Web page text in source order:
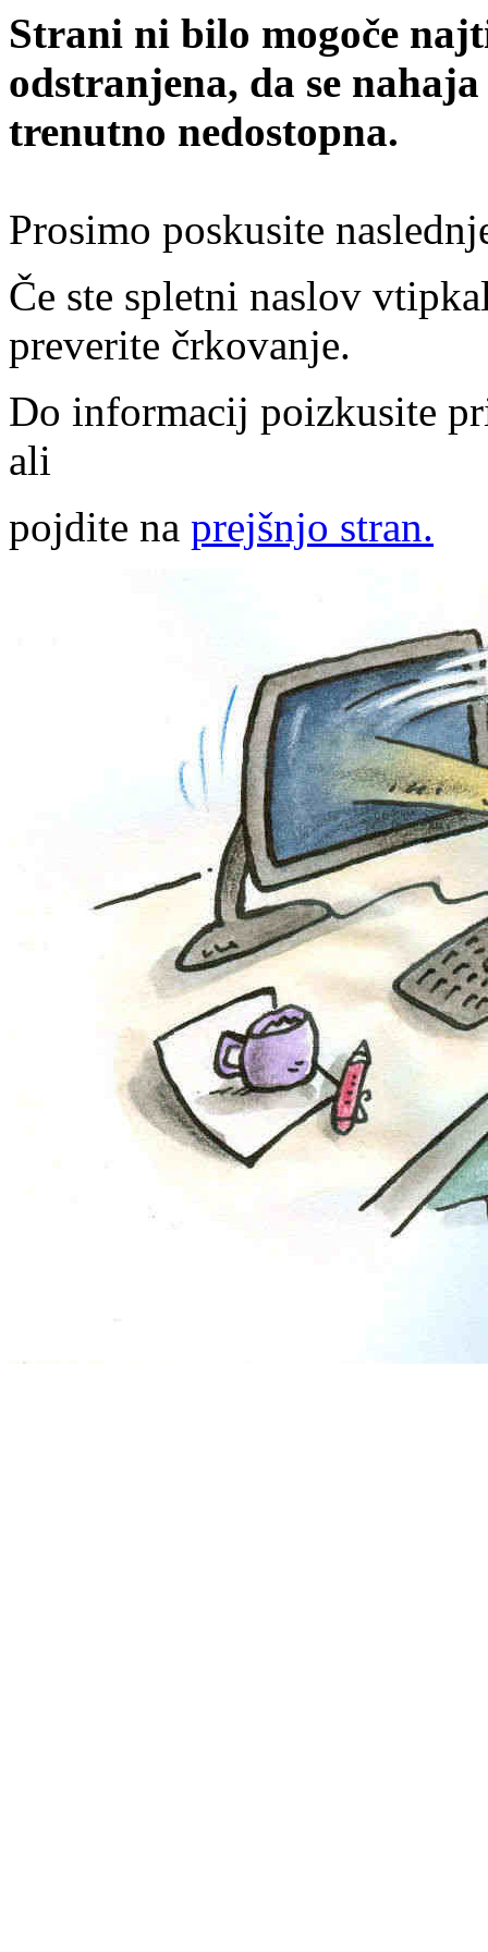
Strani ni bilo mogoče
odstranjena, da se
trenutno nedostopna.
Prosimo poskusite
Če ste spletni naslov
preverite črkovanje.
Do informacij poizkusite
ali
pojdite na prejšnjo stran.